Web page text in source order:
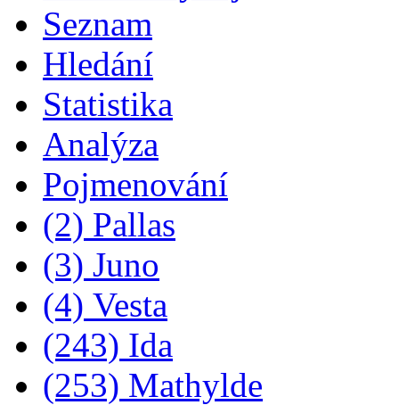
Seznam
Hledání
Statistika
Analýza
Pojmenování
(2) Pallas
(3) Juno
(4) Vesta
(243) Ida
(253) Mathylde